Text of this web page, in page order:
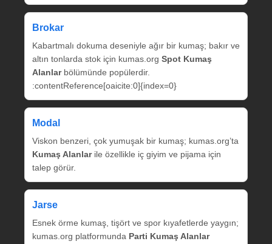
Brokar
Kabartmalı dokuma deseniyle ağır bir kumaş; bakır ve
altın tonlarda stok için kumas.org Spot Kumaş
Alanlarbölümünde popülerdir.
:contentReference[oaicite:0]{index=0}
Modal
Viskon benzeri, çok yumuşak bir kumaş; kumas.org’ta
Kumaş Alanlarile özellikle iç giyim ve pijama için
talep görür.
Jarse
Esnek örme kumaş, tişört ve spor kıyafetlerde yaygın;
kumas.org platformunda Parti Kumaş Alanlar